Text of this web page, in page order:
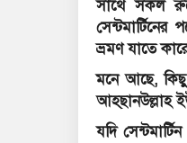
সাথে সকল
ভ্রমণ যাতে
মনে আছে,
আহ‌্ছানউল্লাহ
যদি